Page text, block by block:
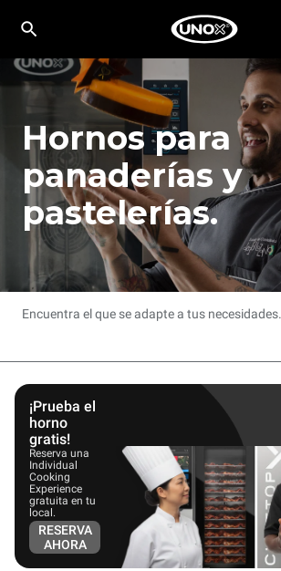
Hornos para
panaderías y
pastelerías.
Encuentra el que se adapte a tus necesidades.
¡Prueba el
horno
gratis!
Reserva una
Individual
Cooking
Experience
gratuita en tu
local.
RESERVA
AHORA